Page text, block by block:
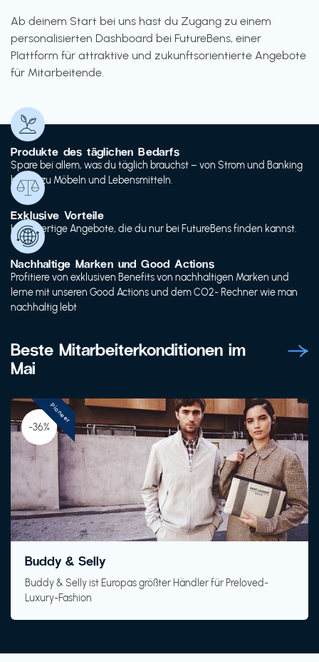
Ab deinem Start bei uns hast du Zugang zu einem
personalisierten Dashboard bei FutureBens, einer
Plattform für attraktive und zukunftsorientierte Angebote
für Mitarbeitende.
Produkte des täglichen Bedarfs
Spare bei allem, was du täglich brauchst – von Strom und Banking
bis hin zu Möbeln und Lebensmitteln.
Exklusive Vorteile
Hochwertige Angebote, die du nur bei FutureBens finden kannst.
Nachhaltige Marken und Good Actions
Profitiere von exklusiven Benefits von nachhaltigen Marken und
lerne mit unseren Good Actions und dem CO2- Rechner wie man
nachhaltig lebt
Beste Mitarbeiterkonditionen im
Mai
-36%
Buddy & Selly
Buddy & Selly ist Europas größter Händler für Preloved-
Luxury-Fashion
Pioneer